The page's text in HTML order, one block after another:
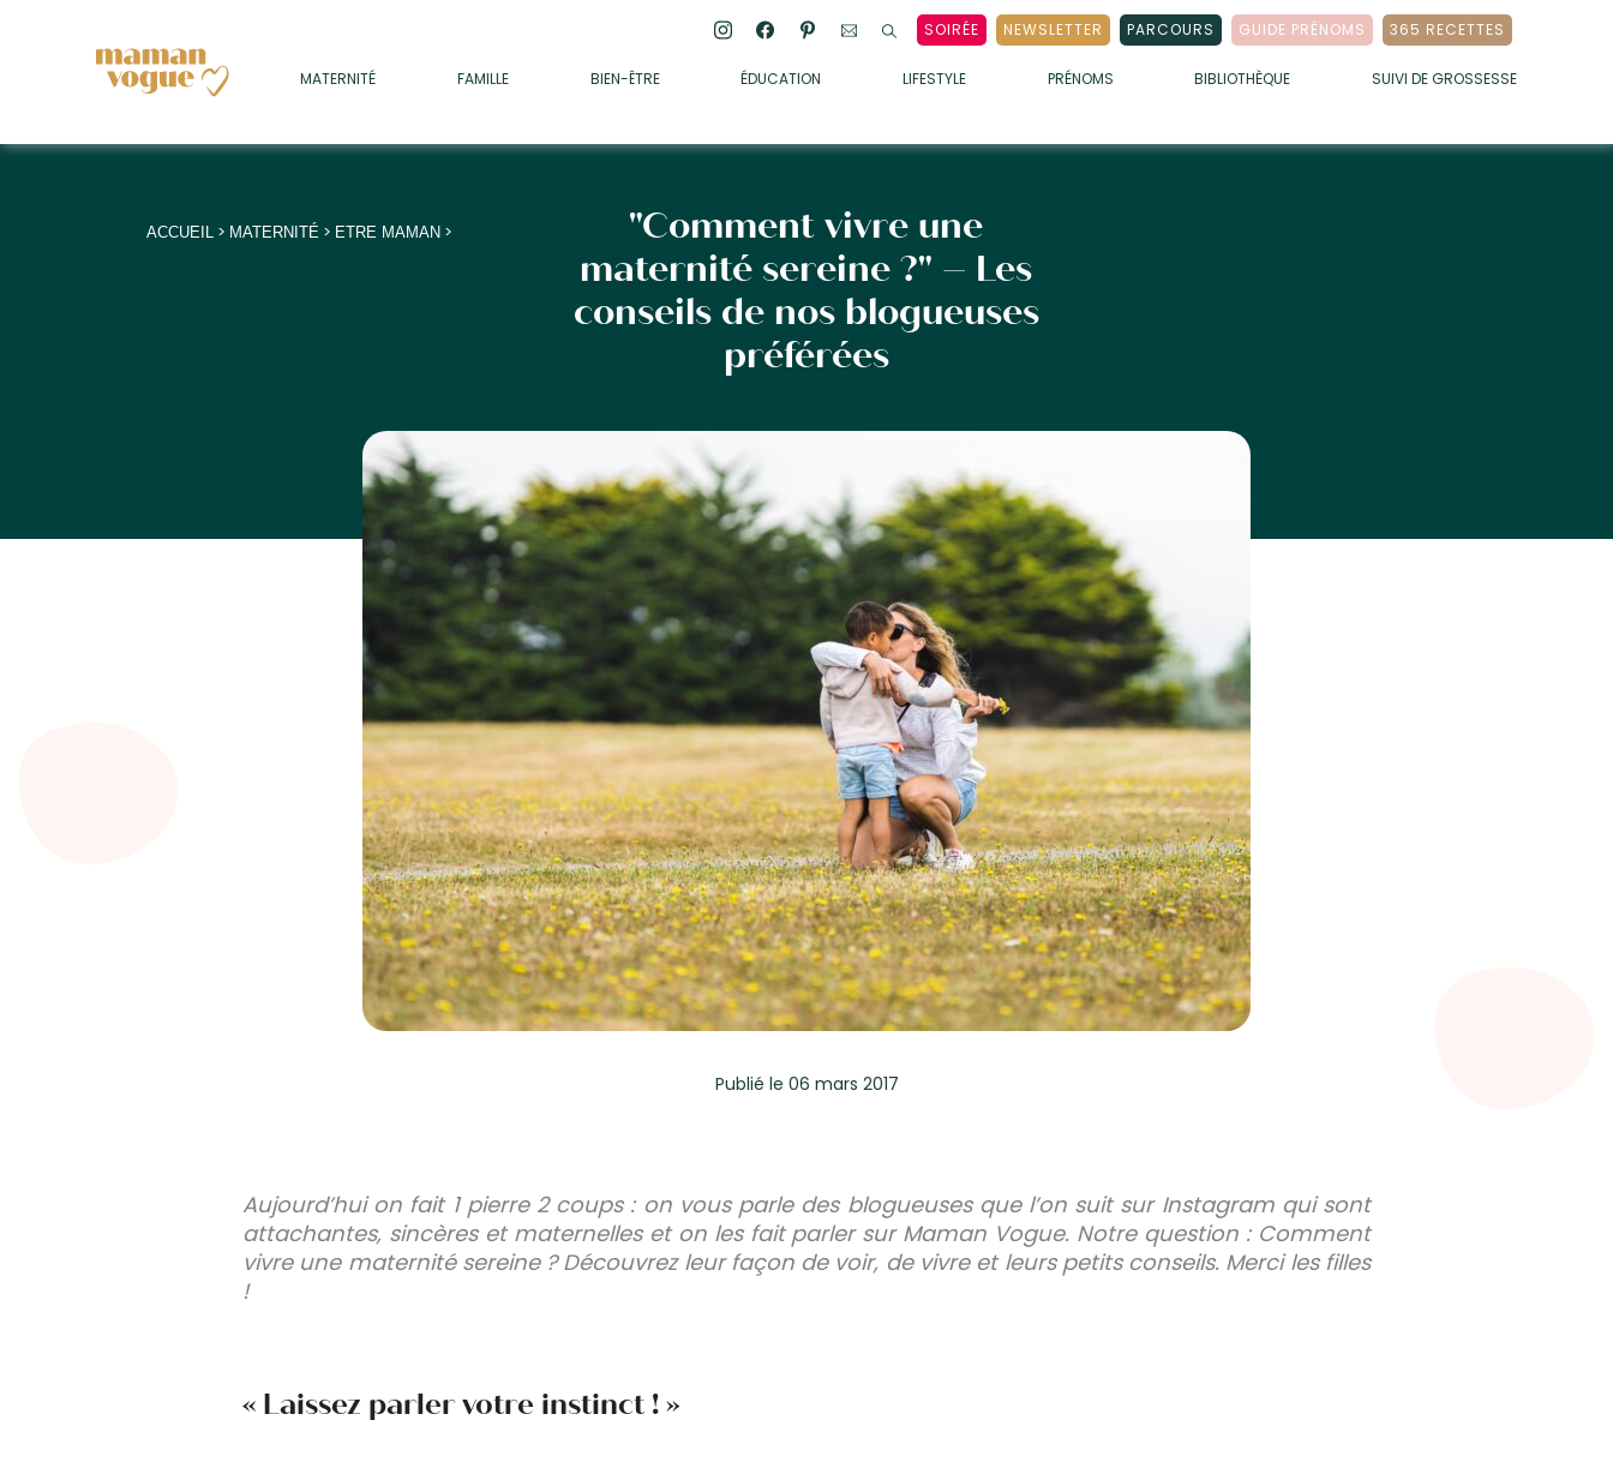
SOIRÉE NEWSLETTER PARCOURS GUIDE PRÉNOMS 365 RECETTES
MATERNITÉ FAMILLE BIEN-ÊTRE ÉDUCATION LIFESTYLE PRÉNOMS BIBLIOTHÈQUE SUIVI DE GROSSESSE
• SOMMEIL
• MÉDECINE DOUCE
• PSYCHOLOGIE
+
+
ACCUEIL> MATERNITÉ> ETRE MAMAN>
"Comment vivre une
maternité sereine ?" – Les
conseils de nos blogueuses
préférées
Publié le 06 mars 2017
Aujourd’hui on fait 1 pierre 2 coups : on vous parle des blogueuses que l’on suit sur Instagram qui sont
attachantes, sincères et maternelles et on les fait parler sur Maman Vogue. Notre question : Comment
vivre une maternité sereine ? Découvrez leur façon de voir, de vivre et leurs petits conseils. Merci les filles
!
« Laissez parler votre instinct ! »